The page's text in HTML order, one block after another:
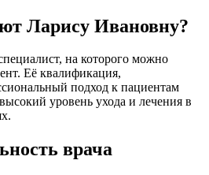
Ларису Ивановну?
на которого можно
Её квалификация,
подход к пациентам
уровень ухода и лечения в
врача